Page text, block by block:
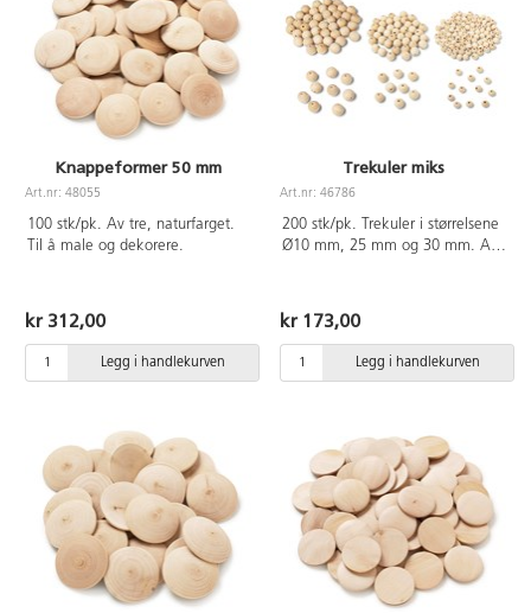
Knappeformer 50 mm
Art.nr: 48055
100 stk/pk. Av tre, naturfarget.
Til å male og dekorere.
kr 312,00
Legg i handlekurven
Trekuler miks
Art.nr: 46786
200 stk/pk. Trekuler i størrelsene
Ø10 mm, 25 mm og 30 mm. Av
kr 173,00
Legg i handlekurven